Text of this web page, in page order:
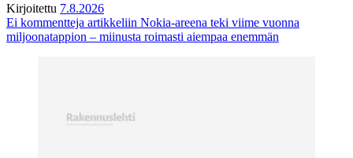
Kirjoitettu 7.8.2026
Ei kommentteja artikkeliin Nokia-areena teki viime vuonna
miljoonatappion – miinusta roimasti aiempaa enemmän